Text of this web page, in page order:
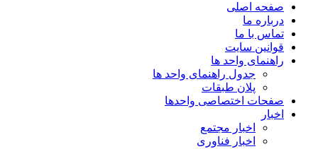
صفحه اصلی
درباره ما
تماس با ما
قوانین سایت
راهنمای واحد ها
جدول راهنمای واحد ها
پلان طبقات
صفحات اختصاصی واحدها
اخبار
اخبار مجتمع
اخبار فناوری